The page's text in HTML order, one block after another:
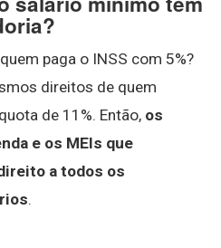
paga o INSS com 5%?
direitos de quem
de 11%. Então, os
e os MEIs que
a todos os
.